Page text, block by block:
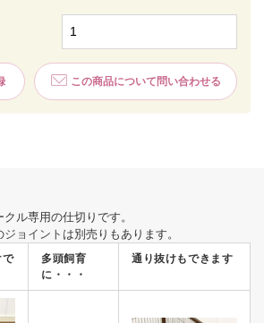
この商品について問い合わせる
ル専用の仕切りです。
ジョイント は別売りもあります。
で
多頭飼育
に・・・
通り抜けもできます